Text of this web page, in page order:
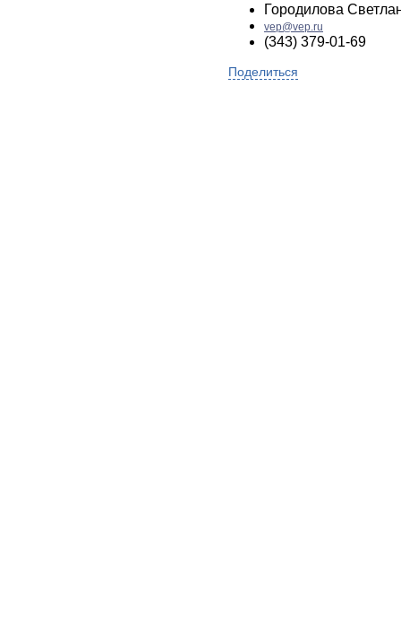
Городилова
vep@vep.ru
(343) 379-01-69
Поделиться